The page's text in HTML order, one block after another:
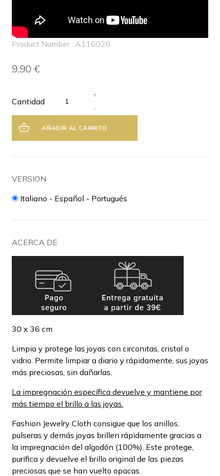
Product Number : A116026
9,90 €
Cantidad
+
-
AÑADIR AL CARRITO
VERSION
Italiano - Español - Portugués
ACERCA DE
30 x 36 cm
Limpia y protege las joyas con circonitas, cristal o
vidrio. Permite limpiar a diario y rápidamente, sus joyas
más preciosas, sin dañarlas.
La impregnación específica devuelve y mantiene por
más tiempo el brillo a las joyas.
Fashion Jewelry Cloth consigue que los anillos,
pulseras y demás joyas brillen rápidamente gracias a
la impregnación del algodón (100%). Este protege,
purifica y devuelve el brillo original de las piezas
preciosas que se han vuelto opacas.